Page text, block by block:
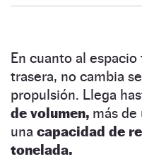
En cuanto al
trasera, no cambia
propulsión. Llega
de volumen, más de
una capacidad de
tonelada.